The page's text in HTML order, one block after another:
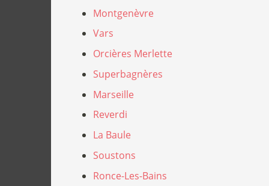
Montgenèvre
Vars
Orcières Merlette
Superbagnères
Marseille
Reverdi
La Baule
Soustons
Ronce-Les-Bains